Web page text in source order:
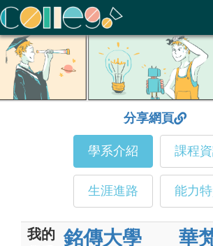
ColleGo! 大學選才與高中育才輔助系統
分享網頁
學系介紹 課程
生涯進路 能力
我的 銘傳大學
華